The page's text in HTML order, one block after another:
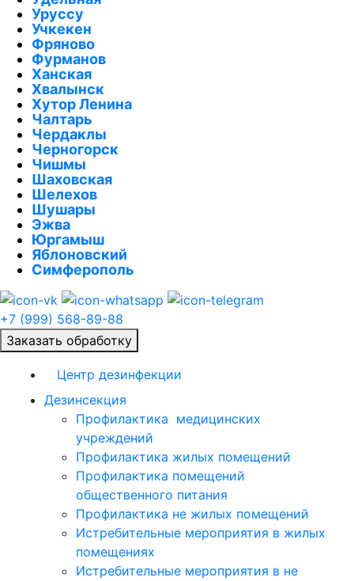
Уруссу
Учкекен
Фряново
Фурманов
Ханская
Хвалынск
Хутор Ленина
Чалтарь
Чердаклы
Черногорск
Чишмы
Шаховская
Шелехов
Шушары
Эжва
Юргамыш
Яблоновский
Симферополь
+7 (999) 568-89-88
Заказать обработку
Центр дезинфекции
Дезинсекция
Профилактика медицинских
учреждений
Профилактика жилых помещений
Профилактика помещений
общественного питания
Профилактика не жилых помещений
Истребительные мероприятия в жилых
помещениях
Истребительные мероприятия в не